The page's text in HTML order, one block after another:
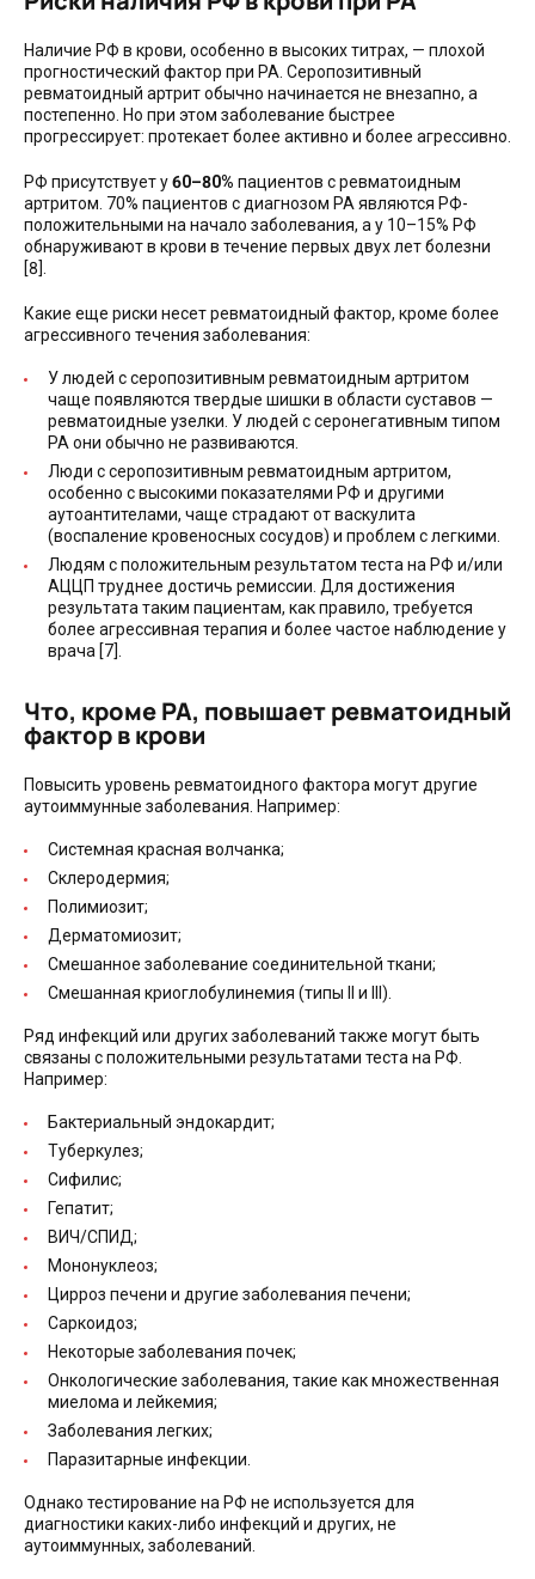
Наличие РФ в крови, особенно в высоких титрах, — плохой
прогностический фактор при РА. Серопозитивный
ревматоидный артрит обычно начинается не внезапно, а
постепенно. Но при этом заболевание быстрее
прогрессирует: протекает более активно и более агрессивно.
РФ присутствует у60–80% пациентов с ревматоидным
артритом. 70% пациентов с диагнозом РА являются РФ-
положительными на начало заболевания, а у 10–15% РФ
обнаруживают в крови в течение первых двух лет болезни
[8].
Какие еще риски несет ревматоидный фактор, кроме более
агрессивного течения заболевания:
У людей с серопозитивным ревматоидным артритом
чаще появляются твердые шишки в области суставов —
ревматоидные узелки. У людей с серонегативным типом
РА они обычно не развиваются.
Люди с серопозитивным ревматоидным артритом,
особенно с высокими показателями РФ и другими
аутоантителами, чаще страдают от васкулита
(воспаление кровеносных сосудов) и проблем с легкими.
Людям с положительным результатом теста на РФ и/или
АЦЦП труднее достичь ремиссии. Для достижения
результата таким пациентам, как правило, требуется
более агрессивная терапия и более частое наблюдение у
врача [7].
Что, кроме РА, повышает ревматоидный
фактор в крови
Повысить уровень ревматоидного фактора могут другие
аутоиммунные заболевания. Например:
Системная красная волчанка;
Склеродермия;
Полимиозит;
Дерматомиозит;
Смешанное заболевание соединительной ткани;
Смешанная криоглобулинемия (типы II и III).
Ряд инфекций или других заболеваний также могут быть
связаны с положительными результатами теста на РФ.
Например:
Бактериальный эндокардит;
Туберкулез;
Сифилис;
Гепатит;
ВИЧ/СПИД;
Мононуклеоз;
Цирроз печени и другие заболевания печени;
Саркоидоз;
Некоторые заболевания почек;
Онкологические заболевания, такие как множественная
миелома и лейкемия;
Заболевания легких;
Паразитарные инфекции.
Однако тестирование на РФ не используется для
диагностики каких-либо инфекций и других, не
аутоиммунных, заболеваний.